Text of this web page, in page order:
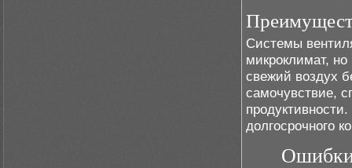
Системы
микроклимат,
свежий воздух
самочувствие,
долгосрочного
Ошибки